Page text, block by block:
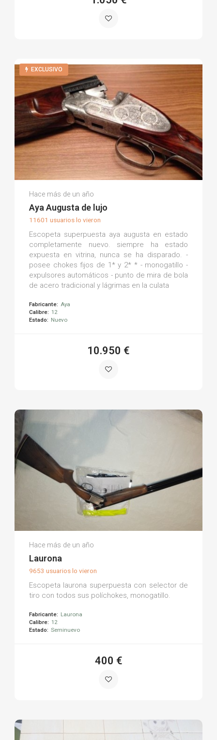
EXCLUSIVO
Jesús B.
(0)
Hace más de un año
Aya Augusta de lujo
11601 usuarios lo vieron
Escopeta superpuesta aya augusta en estado
completamente nuevo. siempre ha estado
expuesta en vitrina, nunca se ha disparado. -
posee chokes fijos de 1* y 2* * - monogatillo -
expulsores automáticos - punto de mira de bola
de acero tradicional y lágrimas en la culata
Fabricante: Aya
Calibre: 12
Estado: Nuevo
10.950 €
Vicente M.
Hace más de un año
Laurona
9653 usuarios lo vieron
Escopeta laurona superpuesta con selector de
tiro con todos sus políchokes, monogatillo.
Fabricante: Laurona
Calibre: 12
Estado: Seminuevo
400 €